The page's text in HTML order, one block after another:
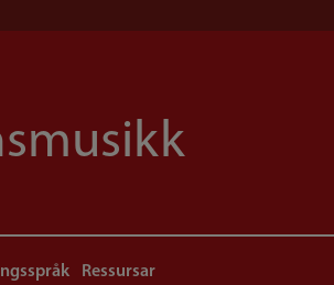
Ressursar